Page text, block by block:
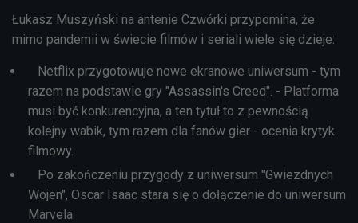
Łukasz Muszyński na antenie Czwórki przypomina, że
mimo pandemii w świecie filmów i seriali wiele się dzieje:
Netflix przygotowuje nowe ekranowe uniwersum - tym
razem na podstawie gry "Assassin's Creed". - Platforma
musi być konkurencyjna, a ten tytuł to z pewnością
kolejny wabik, tym razem dla fanów gier - ocenia krytyk
filmowy.
Po zakończeniu przygody z uniwersum "Gwiezdnych
Wojen", Oscar Isaac stara się o dołączenie do uniwersum
Marvela